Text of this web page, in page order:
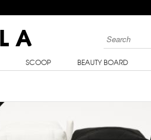
SCOOP BEAUTY BOARD